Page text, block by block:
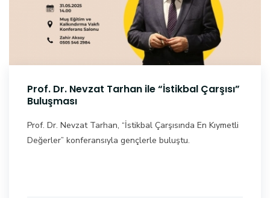
Prof. Dr. Nevzat Tarhan ile “İstikbal Çarşısı”
Buluşması
Prof. Dr. Nevzat Tarhan, “İstikbal Çarşısında En Kıymetli
Değerler” konferansıyla gençlerle buluştu.